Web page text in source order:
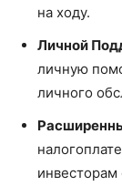
на ходу.
Личной
личную
личного